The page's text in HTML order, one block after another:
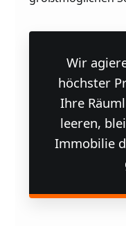
Wir
höchster
Ihre
leeren,
Immobilie